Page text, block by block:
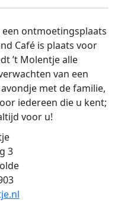
een ontmoetingsplaats
Café is plaats voor
’t Molentje alle
van een
met de familie,
iedereen die u kent;
voor u!
3